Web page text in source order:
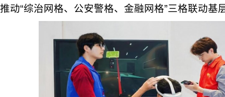
推动“综治网格、公安警格、金融网格”三格联动基